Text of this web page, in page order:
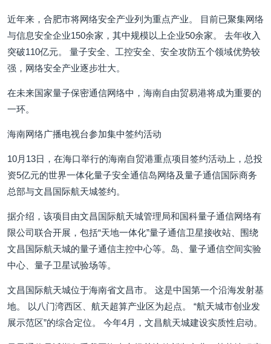
近年来，合肥市将网络安全产业列为重点产业。 目前已聚集网络
与信息安全企业150余家，其中规模以上企业50余家。 去年收入
突破110亿元。 量子安全、工控安全、安全攻防五个领域优势较
强，网络安全产业逐步壮大。
在未来国家量子保密通信网络中，海南自由贸易港将成为重要的
一环。
海南网络广播电视台参加集中签约活动
10月13日，在海口举行的海南自贸港重点项目签约活动上，总投
资5亿元的世界一体化量子安全通信岛网络及量子通信国际商务
总部与文昌国际航天城签约。
据介绍，该项目由文昌国际航天城管理局和国科量子通信网络有
限公司联合开展，包括“天地一体化”量子通信卫星接收站、围绕
文昌国际航天城的量子通信主控中心等。岛、量子通信空间实验
中心、量子卫星试验场等。
文昌国际航天城位于海南省文昌市。 这是中国第一个沿海发射基
地。 以八门湾西区、航天超算产业区为起点。 “航天城市创业发
展示范区”的综合定位。 今年4月，文昌航天城建设实质性启动。